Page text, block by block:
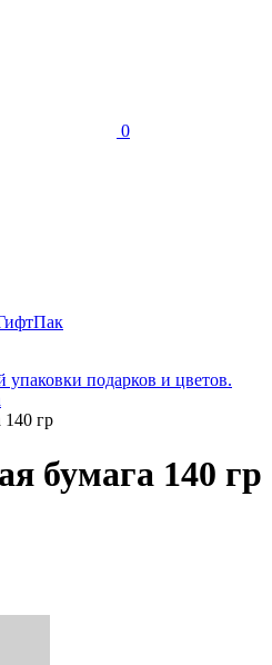
0
упаковки подарков и цветов.
140 гр
бумага 140 гр